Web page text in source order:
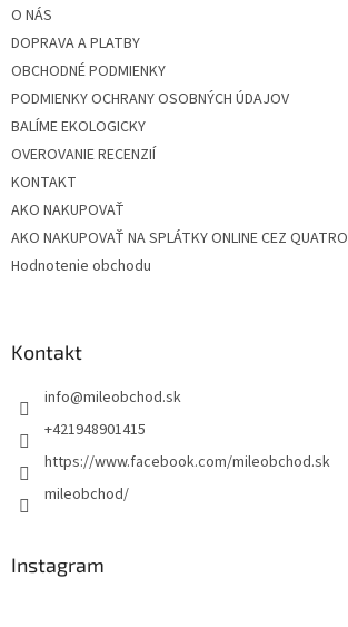
O NÁS
DOPRAVA A PLATBY
OBCHODNÉ PODMIENKY
PODMIENKY OCHRANY OSOBNÝCH ÚDAJOV
BALÍME EKOLOGICKY
OVEROVANIE RECENZIÍ
KONTAKT
AKO NAKUPOVAŤ
AKO NAKUPOVAŤ NA SPLÁTKY ONLINE CEZ QUATRO
Hodnotenie obchodu
Kontakt
info@mileobchod.sk
+421948901415
https://www.facebook.com/mileobchod.sk
mileobchod/
Instagram